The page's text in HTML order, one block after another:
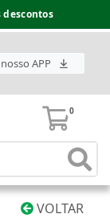
descontos
APP
0
VOLTAR